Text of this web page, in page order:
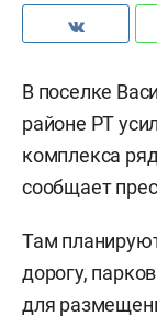
В поселке
районе РТ
комплекса
сообщает
Там
дорогу,
для